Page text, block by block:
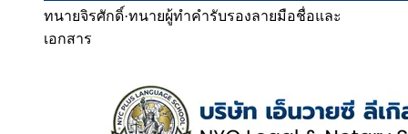
ทนายจิรศักดิ์·ทนายผู้ทำคำรับรองลายมือชื่อและ
เอกสาร